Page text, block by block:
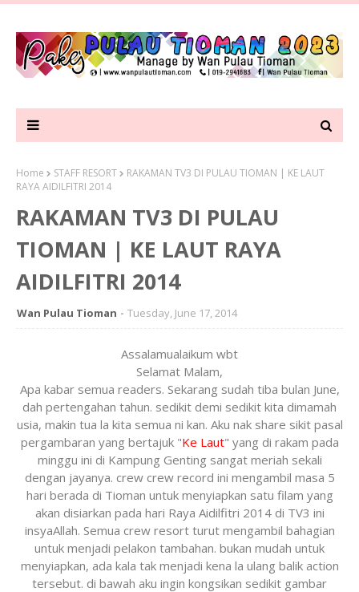
Home STAFF RESORT
RAKAMAN TV3 DI PULAU TIOMAN | KE LAUT
RAYA AIDILFITRI 2014
RAKAMAN TV3 DI PULAU
TIOMAN | KE LAUT RAYA
AIDILFITRI 2014
Wan Pulau Tioman Tuesday, June 17, 2014
Assalamualaikum wbt
Selamat Malam,
Apa kabar semua readers. Sekarang sudah tiba bulan June,
dah pertengahan tahun. sedikit demi sedikit kita dimamah
usia, makin tua la kita semua ni kan. Aku nak share sikit pasal
pergambaran yang bertajuk "Ke Laut" yang di rakam pada
minggu ini di Kampung Genting sangat meriah sekali
dengan jayanya. crew crew record ini mengambil masa 5
hari berada di Tioman untuk menyiapkan satu filam yang
akan disiarkan pada hari Raya Aidilfitri 2014 di TV3 ini
insyaAllah. Semua crew resort turut mengambil bahagian
untuk menjadi pelakon tambahan. bukan mudah untuk
menyiapkan, ada kala tak menjadi kena la ulang balik action
tersebut. di bawah aku ingin kongsikan sedikit gambar